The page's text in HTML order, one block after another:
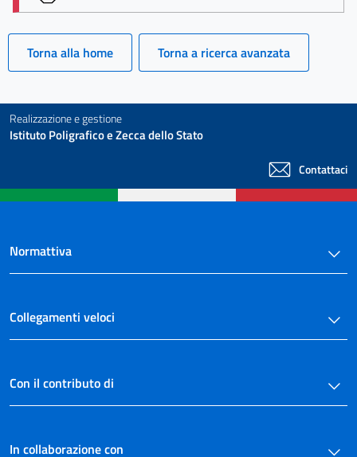
Torna alla home Torna a ricerca avanzata
Realizzazione e gestione
Istituto Poligrafico e Zecca dello Stato
Contattaci
Normattiva
Collegamenti veloci
Con il contributo di
In collaborazione con